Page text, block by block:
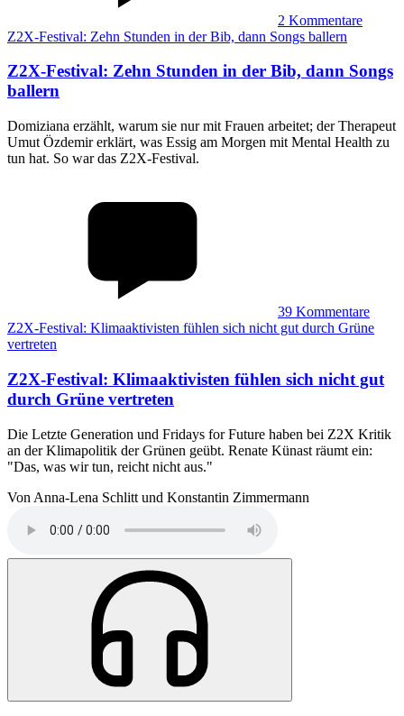
2 Kommentare
Z2X-Festival: Zehn Stunden in der Bib, dann Songs ballern
Z2X-Festival: Zehn Stunden in der Bib, dann Songs
ballern
Domiziana erzählt, warum sie nur mit Frauen arbeitet; der Therapeut
Umut Özdemir erklärt, was Essig am Morgen mit Mental Health zu
tun hat. So war das Z2X-Festival.
39 Kommentare
Z2X-Festival: Klimaaktivisten fühlen sich nicht gut durch Grüne
vertreten
Z2X-Festival: Klimaaktivisten fühlen sich nicht gut
durch Grüne vertreten
Die Letzte Generation und Fridays for Future haben bei Z2X Kritik
an der Klimapolitik der Grünen geübt. Renate Künast räumt ein:
"Das, was wir tun, reicht nicht aus."
Von Anna-Lena Schlitt und Konstantin Zimmermann